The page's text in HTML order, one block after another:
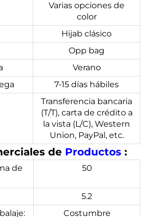
Varias opciones de
color
Hijab clásico
Opp bag
Verano
7-15 días hábiles
Transferencia bancaria
(T/T), carta de crédito a
la vista (L/C), Western
Union, PayPal, etc.
de Productos :
de
50
5.2
Costumbre